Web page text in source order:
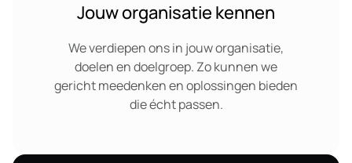
Jouw organisatie kennen
We verdiepen ons in jouw organisatie,
doelen en doelgroep. Zo kunnen we
gericht meedenken en oplossingen bieden
die écht passen.